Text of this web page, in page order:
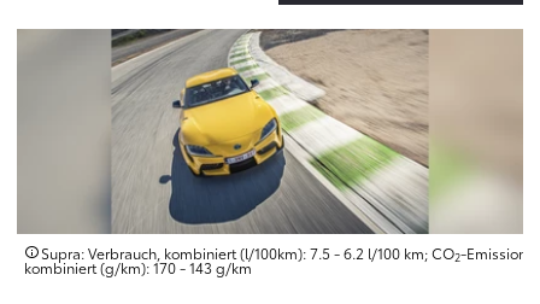
Supra: Verbrauch, kombiniert (l/100km): 7.5 - 6.2 l/100 km; CO2-Emission,
kombiniert (g/km): 170 - 143 g/km